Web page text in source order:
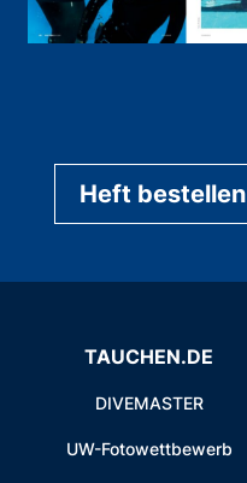
Heft bestellen
TAUCHEN.DE
DIVEMASTER
UW-Fotowettbewerb